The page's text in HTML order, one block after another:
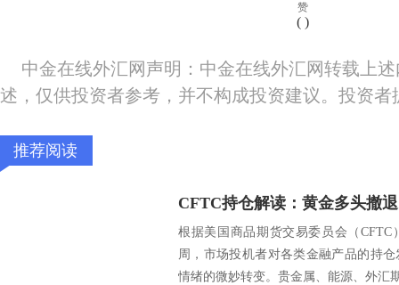
赞
( )
中金在线外汇网声明：中金在线外汇网转载上
述，仅供投资者参考，并不构成投资建议。投资
推荐阅读
根据美国商品期货交易委员会（CFTC
周，市场投机者对各类金融产品的持
情绪的微妙转变。贵金属、能源、外汇